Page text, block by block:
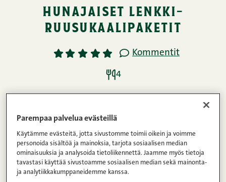
hunajaiset lenkki-
ruusukaalipaketit
1 2 3 4 5 Kommentit
4
Ohje
Parempaa palvelua evästeillä
Käytämme evästeitä, jotta sivustomme toimii oikein ja voimme
personoida sisältöä ja mainoksia, tarjota sosiaalisen median
ominaisuuksia ja analysoida tietoliikennettä. Jaamme myös tietoja
tavastasi käyttää sivustoamme sosiaalisen median sekä mainonta-
ja analytiikkakumppaneidemme kanssa.